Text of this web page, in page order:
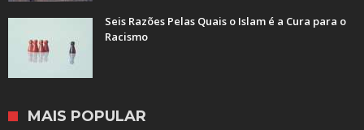
Seis Razões Pelas Quais o Islam é a Cura para o
Racismo
MAIS POPULAR